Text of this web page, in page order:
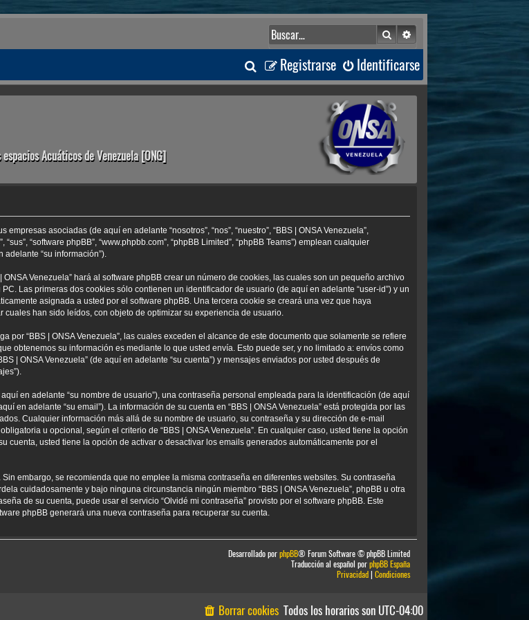
BuscarBúsqueda avanzada
Identificarse
Registrarse
B
u
a
r
Acuáticos de Venezuela [ONG]
asociadas (de aquí en adelante “nosotros”, “nos”, “nuestro”, “BBS | ONSA Venezuela”,
“software phpBB”, “www.phpbb.com”, “phpBB Limited”, “phpBB Teams”) emplean cualquier
“su información”).
Venezuela” hará al software phpBB crear un número de cookies, las cuales son un pequeño archivo
Las primeras dos cookies sólo contienen un identificador de usuario (de aquí en adelante “user-id”) y un
asignada a usted por el software phpBB. Una tercera cookie se creará una vez que haya
cuales han sido leídos, con objeto de optimizar su experiencia de usuario.
por “BBS | ONSA Venezuela”, las cuales exceden el alcance de este documento que solamente se refiere
obtenemos su información es mediante lo que usted envía. Esto puede ser, y no limitado a: envíos como
| ONSA Venezuela” (de aquí en adelante “su cuenta”) y mensajes enviados por usted después de
en adelante “su nombre de usuario”), una contraseña personal empleada para la identificación (de aquí
en adelante “su email”). La información de su cuenta en “BBS | ONSA Venezuela” está protegida por las
Cualquier información más allá de su nombre de usuario, su contraseña y su dirección de e-mail
u opcional, según el criterio de “BBS | ONSA Venezuela”. En cualquier caso, usted tiene la opción
cuenta, usted tiene la opción de activar o desactivar los emails generados automáticamente por el
embargo, se recomienda que no emplee la misma contraseña en diferentes websites. Su contraseña
cuidadosamente y bajo ninguna circunstancia ningún miembro “BBS | ONSA Venezuela”, phpBB u otra
de su cuenta, puede usar el servicio “Olvidé mi contraseña” provisto por el software phpBB. Este
phpBB generará una nueva contraseña para recuperar su cuenta.
Desarrollado porphpBB® Forum Software © phpBB Limited
Traducción al español porphpBB España
Privacidad| Condiciones
Todos los horarios son UTC-04:00
Borrar cookies